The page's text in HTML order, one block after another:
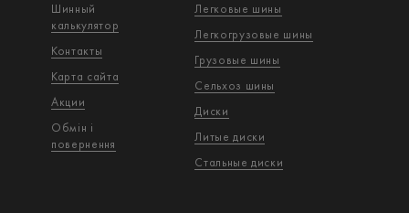
Шинный
калькулятор
Контакты
Карта сайта
Акции
Обмін і
повернення
Легковые шины
Легкогрузовые шины
Грузовые шины
Сельхоз шины
Диски
Литые диски
Стальные диски